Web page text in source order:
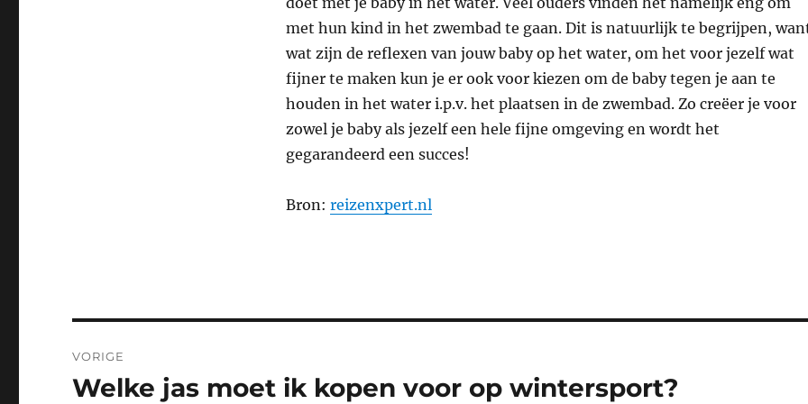
met hun kind in het zwembad te gaan. Dit is natuurlijk te begrijpen,
wat zijn de reflexen van jouw baby op het water, om het voor jezelf wat
fijner te maken kun je er ook voor kiezen om de baby tegen je aan te
houden in het water i.p.v. het plaatsen in de zwembad. Zo creëer je voor
zowel je baby als jezelf een hele fijne omgeving en wordt het
gegarandeerd een succes!
Bron: reizenxpert.nl
navigatie
VORIGE
Vorig
Welke jas moet ik kopen voor op wintersport?